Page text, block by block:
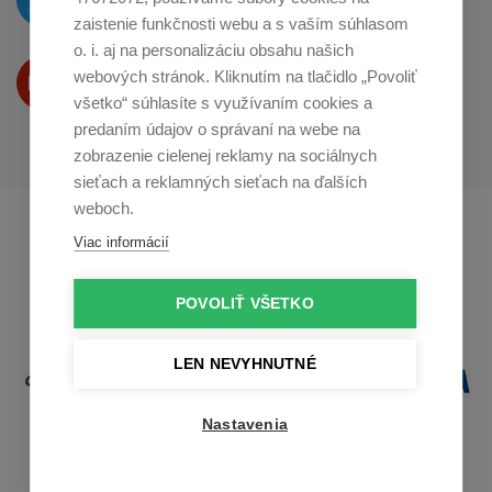
zaistenie funkčnosti webu a s vaším súhlasom
o. i. aj na personalizáciu obsahu našich
webových stránok. Kliknutím na tlačidlo „Povoliť
všetko“ súhlasíte s využívaním cookies a
predaním údajov o správaní na webe na
zobrazenie cielenej reklamy na sociálnych
sieťach a reklamných sieťach na ďalších
weboch.
Viac informácií
POVOLIŤ VŠETKO
LEN NEVYHNUTNÉ
Nastavenia
naTwitteri
Produkty Vám predstavujeme
na Youtube
Profikuchař.cz